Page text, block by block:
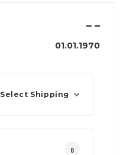
– –
01.01.1970
Select Shipping
0